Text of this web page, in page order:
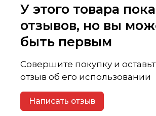
У этого товара
отзывов, но вы
быть первым
Совершите покупку и
отзыв об его использовании
Написать отзыв